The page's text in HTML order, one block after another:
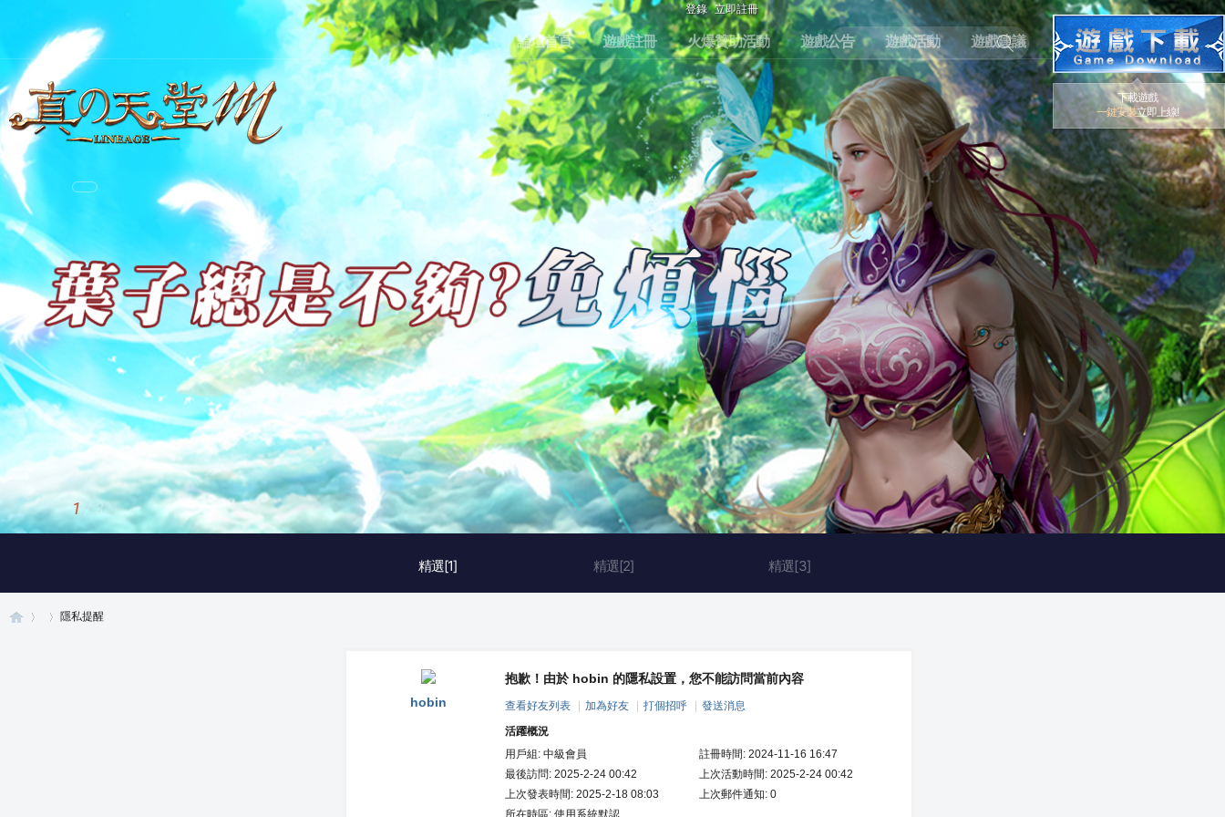
登錄 立即註冊
論壇首頁 遊戲註冊 火爆贊助活動 遊戲公告 遊戲活動 遊戲建議
下載遊戲
一鍵安裝立即上線!
精選[1] 精選[2] 精選[3]
1 / 3
隱私提醒
hobin
抱歉！由於 hobin 的隱私設置，您不能訪問當前內容
查看好友列表 加為好友 打個招呼
發送消息
活躍概況
用戶組: 中級會員
註冊時間: 2024-11-16 16:47
最後訪問: 2025-2-24 00:42
上次活動時間: 2025-2-24 00:42
上次發表時間: 2025-2-18 08:03
上次郵件通知: 0
所在時區: 使用系統默認